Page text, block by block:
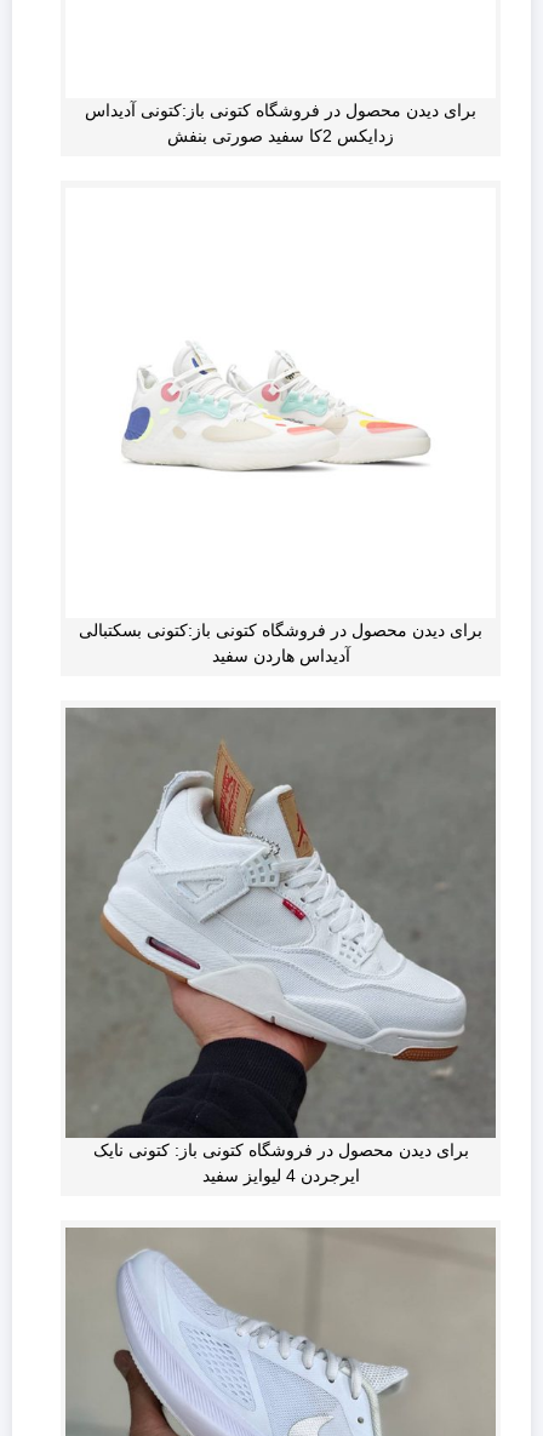
برای دیدن محصول در فروشگاه کتونی باز:کتونی آدیداس
زدایکس 2کا سفید صورتی بنفش
برای دیدن محصول در فروشگاه کتونی باز:کتونی بسکتبالی
آدیداس هاردن سفید
برای دیدن محصول در فروشگاه کتونی باز: کتونی نایک
ایرجردن 4 لیوایز سفید